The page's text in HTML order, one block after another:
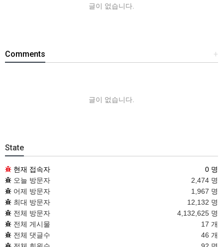
글이 없습니다.
+
Comments
글이 없습니다.
State
현재 접속자
0 명
오늘 방문자
2,474 명
어제 방문자
1,967 명
최대 방문자
12,132 명
전체 방문자
4,132,625 명
전체 게시물
17 개
전체 댓글수
46 개